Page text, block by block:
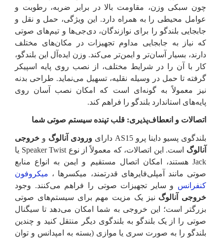
چون سبکی وزن، مقاومت بالا در برابر ضربه، رطوبت و
عوامل محیطی را به همراه دارد. این ویژگی، حمل و نقل و
جابجایی بلندگو را برای نوازندگان، دی‌جی‌ها و تیم‌های صوتی
که نیاز به جابجایی مداوم تجهیزات در مکان‌های مختلف
دارند، بسیار آسان‌تر و ایمن‌تر می‌کند. وزن ایده‌آل این بلندگو،
کار با آن را در شرایط مختلف، از نصب روی پایه اسپیکر
گرفته تا حمل در وسیله نقلیه، تسهیل می‌نماید. طراحی بدنه
نیز معمولاً به گونه‌ای است که امکان نصب آسان روی
پایه‌های استاندارد بلندگو را فراهم کند.
اتصالات و انعطاف‌پذیری: قلب تپنده سیستم صوتی شما
بلندگوی پسیو داینا پرو AS15 دارای ورودی آنالوگ و خروجی
آنالوگ
است. این اتصالات، که معمولاً از نوع Speaker Twist یا
Jack هستند، امکان اتصال مستقیم و ایمن به انواع منابع
صوتی مانند آمپلی‌فایرهای قدرتمند، میکسرها ، میکروفون
کنفرانس و سایر تجهیزات صوتی را فراهم می‌کنند. وجود
خروجی آنالوگ نیز یک مزیت مهم برای سیستم‌های صوتی
بزرگتر است؛ این خروجی به شما امکان می‌دهد تا سیگنال
صوتی را از یک بلندگو به بلندگوی دیگر منتقل کنید و چندین
بلندگو را به صورت سری یا موازی (بسته به امپدانس و توان